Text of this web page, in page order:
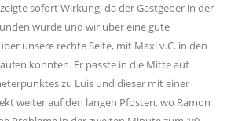
sofort Wirkung, da der Gastgeber in der
wurde und wir über eine gute
unsere rechte Seite, mit Maxi v.C. in den
konnten. Er passte in die Mitte auf
zu Luis und dieser mit einer
weiter auf den langen Pfosten, wo Ramon